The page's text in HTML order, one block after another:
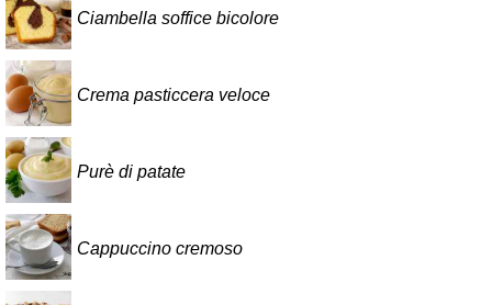
Ciambella soffice bicolore
Crema pasticcera veloce
Purè di patate
Cappuccino cremoso